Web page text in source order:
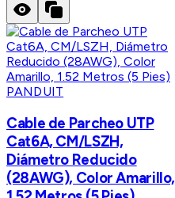
PANDUIT
Cable de Parcheo UTP
Cat6A, CM/LSZH,
Diámetro Reducido
(28AWG), Color Amarillo,